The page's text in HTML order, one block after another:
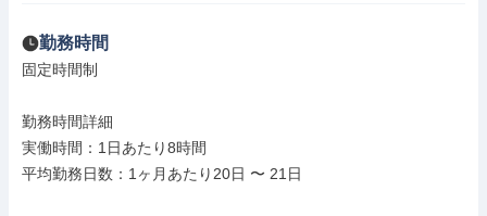
勤務時間
固定時間制
勤務時間詳細
実働時間：1日あたり8時間
平均勤務日数：1ヶ月あたり20日 〜 21日